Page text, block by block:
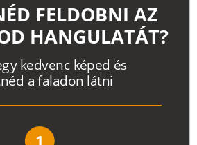
gy kedvenc képed és
néd a faladon látni
FELDOBNI AZ
HANGULATÁT?
1